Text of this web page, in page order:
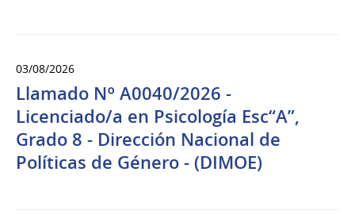
03/08/2026
Llamado Nº A0040/2026 -
Licenciado/a en Psicología Esc“A”,
Grado 8 - Dirección Nacional de
Políticas de Género - (DIMOE)